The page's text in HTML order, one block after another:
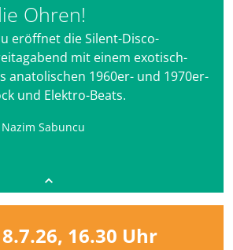
Ohren!
eröffnet die Silent-Disco-
mit einem exotisch-
anatolischen 1960er- und 1970er-
und Elektro-Beats.
16.30 Uhr